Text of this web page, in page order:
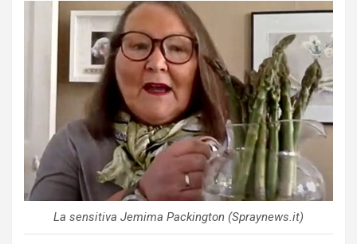
La sensitiva Jemima Packington (Spraynews.it)